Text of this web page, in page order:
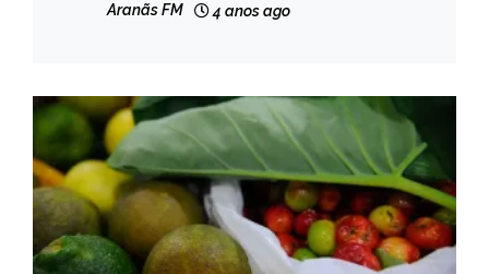
Aranãs FM 4 anos ago